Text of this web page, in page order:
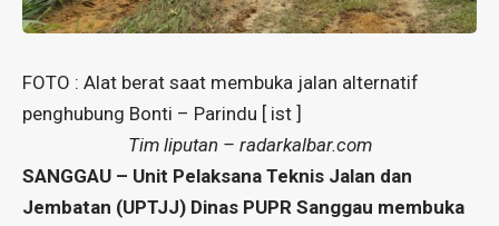
FOTO : Alat berat saat membuka jalan alternatif
penghubung Bonti – Parindu [ ist ]
Tim liputan – radarkalbar.com
SANGGAU – Unit Pelaksana Teknis Jalan dan
Jembatan (UPTJJ) Dinas PUPR Sanggau membuka